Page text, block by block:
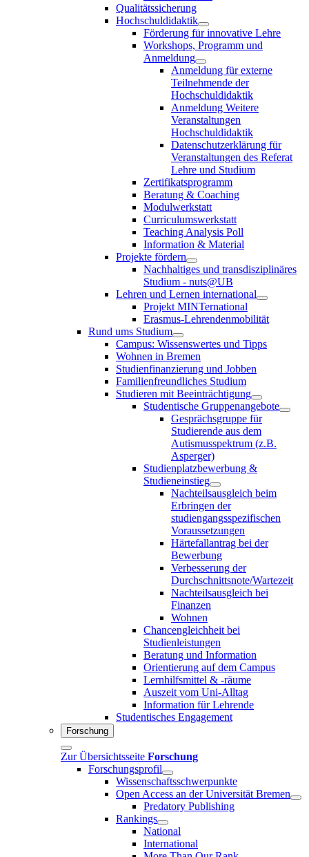
Qualitätssicherung
Hochschuldidaktik
Förderung für innovative Lehre
Workshops, Programm und
Anmeldung
Anmeldung für externe
Teilnehmende der
Hochschuldidaktik
Anmeldung Weitere
Veranstaltungen
Hochschuldidaktik
Datenschutzerklärung für
Veranstaltungen des Referat
Lehre und Studium
Zertifikatsprogramm
Beratung & Coaching
Modulwerkstatt
Curriculumswerkstatt
Teaching Analysis Poll
Information & Material
Projekte fördern
Nachhaltiges und transdisziplinäres
Studium - nuts@UB
Lehren und Lernen international
Projekt MINTernational
Erasmus-Lehrendenmobilität
Rund ums Studium
Campus: Wissenswertes und Tipps
Wohnen in Bremen
Studienfinanzierung und Jobben
Familienfreundliches Studium
Studieren mit Beeinträchtigung
Studentische Gruppenangebote
Gesprächsgruppe für
Studierende aus dem
Autismusspektrum (z.B.
Asperger)
Studienplatzbewerbung &
Studieneinstieg
Nachteilsausgleich beim
Erbringen der
studiengangsspezifischen
Voraussetzungen
Härtefallantrag bei der
Bewerbung
Verbesserung der
Durchschnittsnote/Wartezeit
Nachteilsausgleich bei
Finanzen
Wohnen
Chancengleichheit bei
Studienleistungen
Beratung und Information
Orientierung auf dem Campus
Lernhilfsmittel & -räume
Auszeit vom Uni-Alltag
Information für Lehrende
Studentisches Engagement
Forschung
Zur Übersichtsseite Forschung
Forschungsprofil
Wissenschaftsschwerpunkte
Open Access an der Universität Bremen
Predatory Publishing
Rankings
National
International